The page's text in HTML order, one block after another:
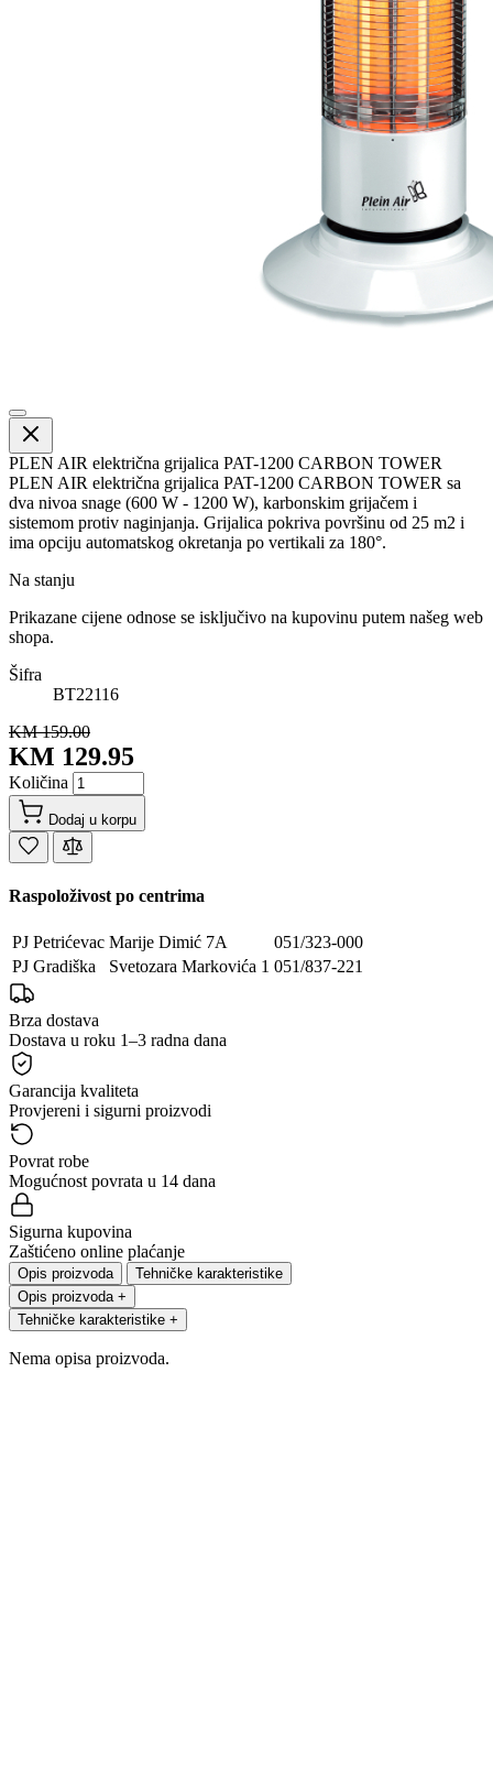
PLEN AIR električna grijalica PAT-1200 CARBON TOWER
PLEN AIR električna grijalica PAT-1200 CARBON TOWER sa
dva nivoa snage (600 W - 1200 W), karbonskim grijačem i
sistemom protiv naginjanja. Grijalica pokriva površinu od 25 m2 i
ima opciju automatskog okretanja po vertikali za 180°.
Na stanju
Prikazane cijene odnose se isključivo na kupovinu putem našeg web
shopa.
Šifra
BT22116
KM 159.00
KM 129.95
Količina
Dodaj u korpu
Raspoloživost po centrima
PJ Petrićevac Marije Dimić 7A
051/323-000
PJ Gradiška
Svetozara Markovića 1 051/837-221
Brza dostava
Dostava u roku 1–3 radna dana
Garancija kvaliteta
Provjereni i sigurni proizvodi
Povrat robe
Mogućnost povrata u 14 dana
Sigurna kupovina
Zaštićeno online plaćanje
Opis proizvoda
Tehničke karakteristike
Opis proizvoda +
Tehničke karakteristike +
Nema opisa proizvoda.